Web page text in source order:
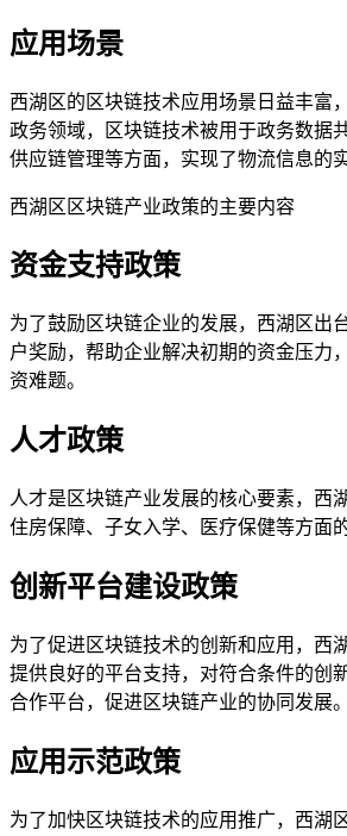
应用场景
西湖区的区块链技术应用场景日益丰富
政务领域，区块链技术被用于政务数据
供应链管理等方面，实现了物流信息的
西湖区区块链产业政策的主要内容
资金支持政策
为了鼓励区块链企业的发展，西湖区出
户奖励，帮助企业解决初期的资金压力
资难题。
人才政策
人才是区块链产业发展的核心要素，西
住房保障、子女入学、医疗保健等方面
创新平台建设政策
为了促进区块链技术的创新和应用，西
提供良好的平台支持，对符合条件的创
合作平台，促进区块链产业的协同发展。
应用示范政策
为了加快区块链技术的应用推广，西湖